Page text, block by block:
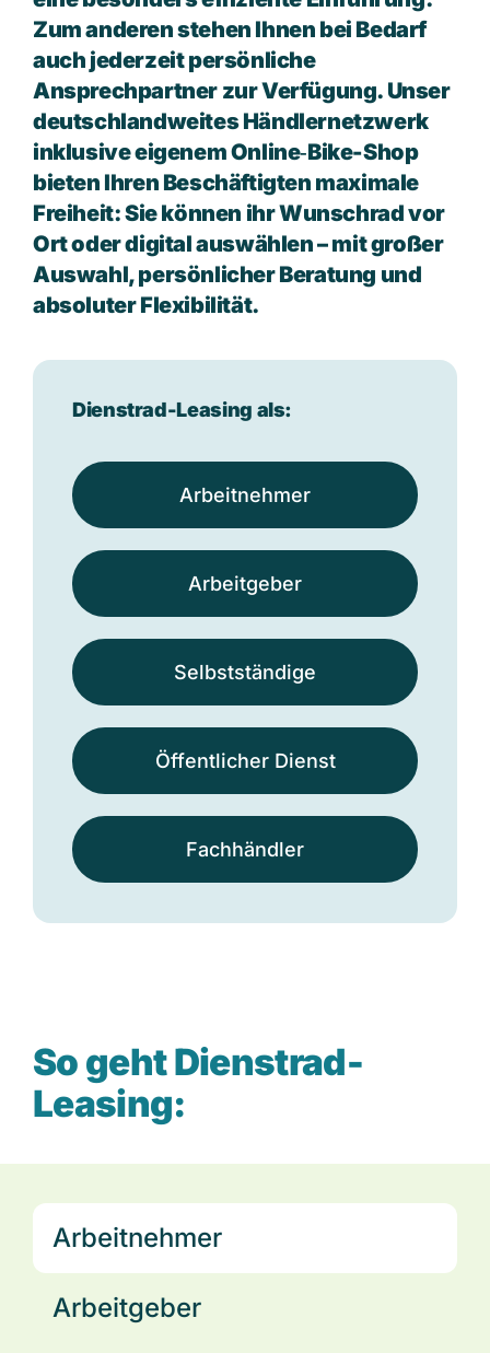
Zum anderen stehen Ihnen bei Bedarf
auch jederzeit persönliche
Ansprechpartner zur Verfügung. Unser
deutschlandweites Händlernetzwerk
inklusive eigenem Online‑Bike-Shop
bieten Ihren Beschäftigten maximale
Freiheit: Sie können ihr Wunschrad vor
Ort oder digital auswählen – mit großer
Auswahl, persönlicher Beratung und
absoluter Flexibilität.
Dienstrad-Leasing als:
Arbeit­nehmer
Arbeit­geber
Selbst­ständige
Öffentlicher Dienst
Fach­händler
So geht Dienstrad-
Leasing:
Arbeitnehmer
Arbeitgeber